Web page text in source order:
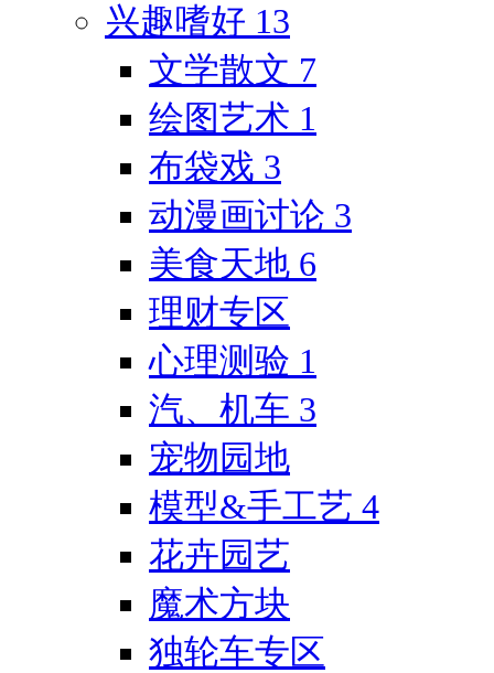
兴趣嗜好 13
文学散文 7
绘图艺术 1
布袋戏 3
动漫画讨论 3
美食天地 6
理财专区
心理测验 1
汽、机车 3
宠物园地
模型&手工艺 4
花卉园艺
魔术方块
独轮车专区